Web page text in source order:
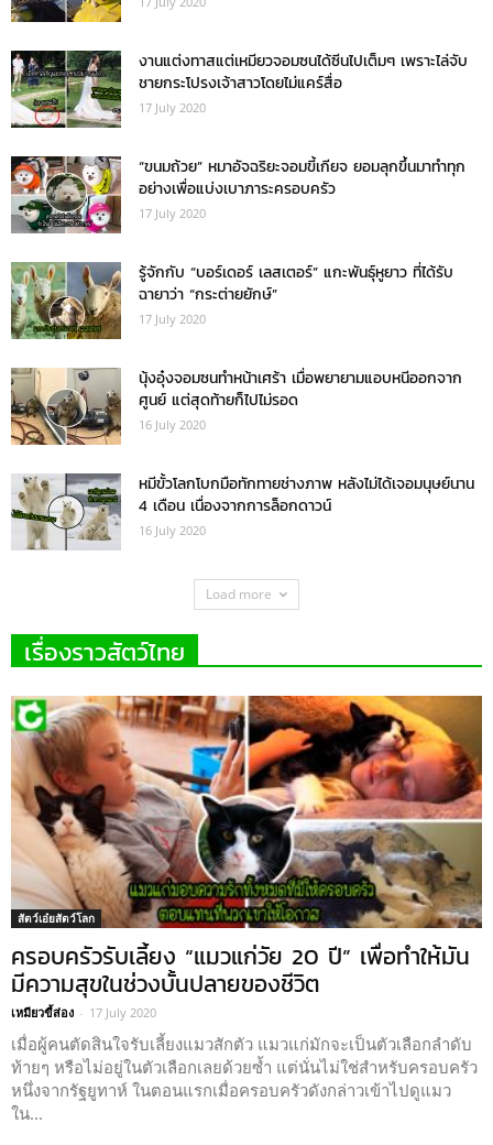
งานแต่งทาสแต่เหมียวจอมซนได้ซีนไปเต็มๆ เพราะไล่จับ
ชายกระโปรงเจ้าสาวโดยไม่แคร์สื่อ
17 July 2020
“ขนมถ้วย” หมาอัจฉริยะจอมขี้เกียจ ยอมลุกขึ้นมาทำทุก
อย่างเพื่อแบ่งเบาภาระครอบครัว
17 July 2020
รู้จักกับ “บอร์เดอร์ เลสเตอร์” แกะพันธุ์หูยาว ที่ได้รับ
ฉายาว่า “กระต่ายยักษ์”
17 July 2020
นุ้งอุ๋งจอมซนทำหน้าเศร้า เมื่อพยายามแอบหนีออกจาก
ศูนย์ แต่สุดท้ายก็ไปไม่รอด
16 July 2020
หมีขั้วโลกโบกมือทักทายช่างภาพ หลังไม่ได้เจอมนุษย์นาน
4 เดือน เนื่องจากการล็อกดาวน์
16 July 2020
Load more
เรื่องราวสัตว์ไทย
สัตว์เอ๋ยสัตว์โลก
ครอบครัวรับเลี้ยง “แมวแก่วัย 20 ปี” เพื่อทำให้มัน
มีความสุขในช่วงบั้นปลายของชีวิต
เหมียวขี้ส่อง - 17 July 2020
เมื่อผู้คนตัดสินใจรับเลี้ยงแมวสักตัว แมวแก่มักจะเป็นตัวเลือกลำดับ
ท้ายๆ หรือไม่อยู่ในตัวเลือกเลยด้วยซ้ำ แต่นั่นไม่ใช่สำหรับครอบครัว
หนึ่งจากรัฐยูทาห์ ในตอนแรกเมื่อครอบครัวดังกล่าวเข้าไปดูแมว
ใน...